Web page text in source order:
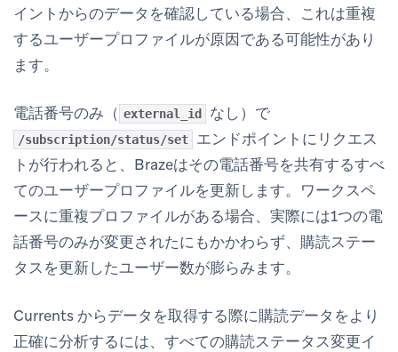
イントからのデータを確認している場合、これは重複
するユーザープロファイルが原因である可能性があり
ます。
電話番号のみ（ external_id なし）で
/subscription/status/set
エンドポイントにリクエス
トが行われると、Brazeはその電話番号を共有するすべ
てのユーザープロファイルを更新します。ワークスペ
ースに重複プロファイルがある場合、実際には1つの電
話番号のみが変更されたにもかかわらず、購読ステー
タスを更新したユーザー数が膨らみます。
Currents からデータを取得する際に購読データをより
正確に分析するには、すべての購読ステータス変更イ